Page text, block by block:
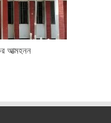
আত্মহনন